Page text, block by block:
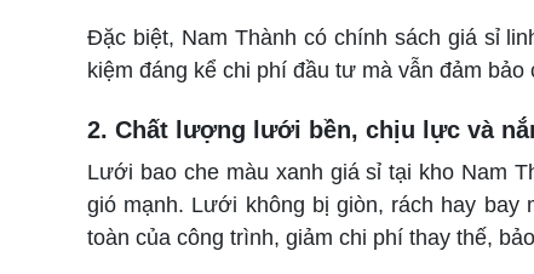
Đặc biệt, Nam Thành có chính sách giá sỉ
kiệm đáng kể chi phí đầu tư mà vẫn đảm bảo
2. Chất lượng lưới bền, chịu lực và
Lưới bao che màu xanh giá sỉ tại kho Nam
gió mạnh. Lưới không bị giòn, rách hay
toàn của công trình, giảm chi phí thay thế,